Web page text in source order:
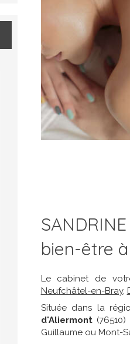
bien-être
Le cabinet de
Neufchâtel-en-Bray,
Située dans la
d'Aliermont(76510)
Guillaume ou Mont-